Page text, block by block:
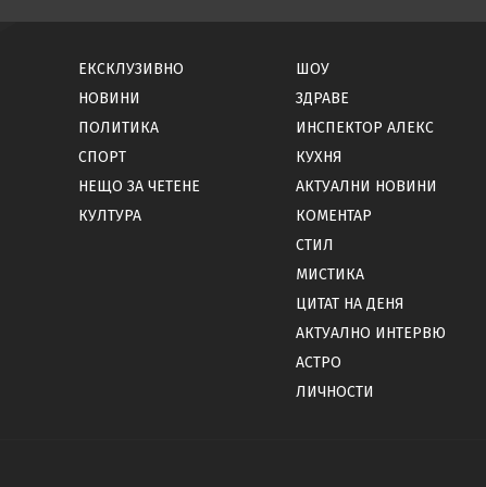
ЕКСКЛУЗИВНО
НОВИНИ
ПОЛИТИКА
СПОРТ
НЕЩО ЗА ЧЕТЕНЕ
КУЛТУРА
ШОУ
ЗДРАВЕ
ИНСПЕКТОР АЛЕКС
КУХНЯ
АКТУАЛНИ НОВИНИ
КОМЕНТАР
СТИЛ
МИСТИКА
ЦИТАТ НА ДЕНЯ
АКТУАЛНО ИНТЕРВЮ
АСТРО
ЛИЧНОСТИ